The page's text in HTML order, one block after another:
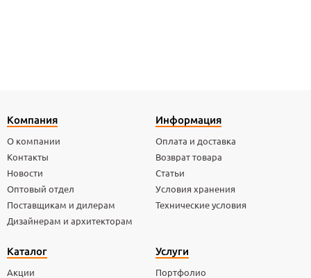
Компания
О компании
Контакты
Новости
Оптовый отдел
Поставщикам и дилерам
Дизайнерам и архитекторам
Информация
Оплата и доставка
Возврат товара
Статьи
Условия хранения
Технические условия
Каталог
Акции
Услуги
Портфолио